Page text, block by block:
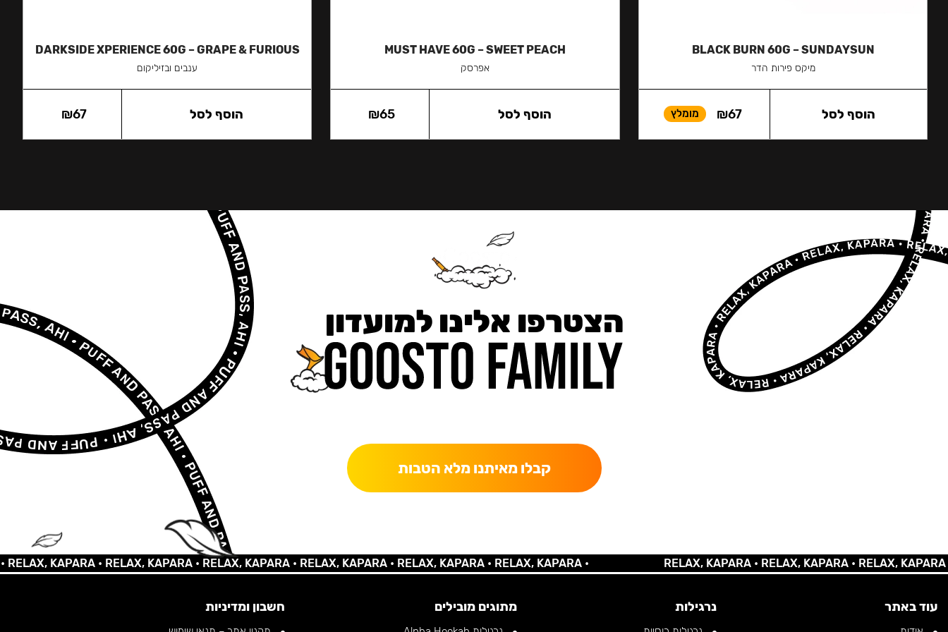
BLACK BURN 60G – SUNDAYSUN
מיקס פירות הדר
₪67 מומלץ הוסף לסל
MUST HAVE 60G – SWEET PEACH
אפרסק
₪65 הוסף לסל
DARKSIDE XPERIENCE 60G – GRAPE & FURIOUS
ענבים ובזיליקום
₪67 הוסף לסל
הצטרפו אלינו למועדון
קבלו מאיתנו מלא הטבות
KAPARA •RELAX, KAPARA •RELAX, KAPARA •RELAX, KAPARA •RELAX, KAPARA •RELAX, KAPARA • RELAX, KAPARA •RELAX, KAPARA •RELAX, KAPARA •
עוד באתר נרגילות מתוגים מובילים חשבון ומדיניות